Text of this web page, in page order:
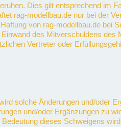
Dies gilt entsprechend im
rag-modellbau.de nur bei der
von rag-modellbau.de bei
des Mitverschuldens des
Vertreter oder
solche Änderungen und/oder
und/oder Ergänzungen zu
dieses Schweigens